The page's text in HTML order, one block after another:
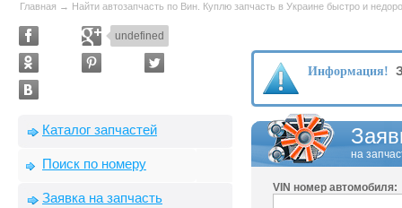
Главная → Найти автозапчасть по Вин. Куплю запчасть в Украине быстро и
undefined
Каталог запчастей
Поиск по номеру
Заявка на запчасть
Информация!
на
VIN номер автомобиля: